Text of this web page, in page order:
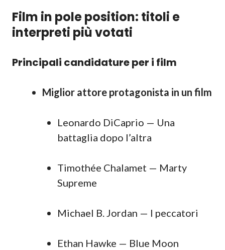
Film in pole position: titoli e
interpreti più votati
Principali candidature per i film
Miglior attore protagonista in un film
Leonardo DiCaprio — Una
battaglia dopo l’altra
Timothée Chalamet — Marty
Supreme
Michael B. Jordan — I peccatori
Ethan Hawke — Blue Moon